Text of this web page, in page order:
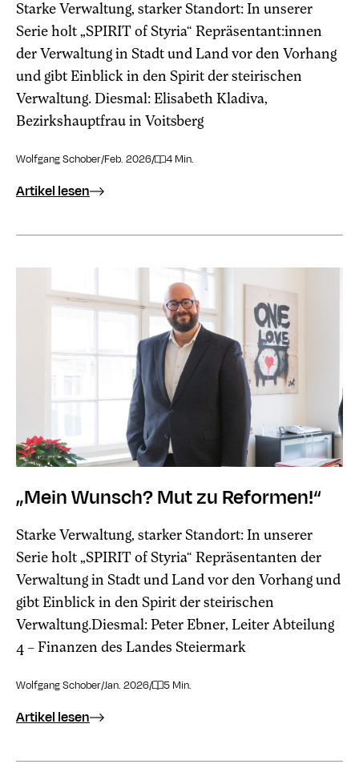
Starke Verwaltung, starker Standort: In unserer
Serie holt „SPIRIT of Styria“ Repräsentant:innen
der Verwaltung in Stadt und Land vor den Vorhang
und gibt Einblick in den Spirit der steirischen
Verwaltung. Diesmal: Elisabeth Kladiva,
Bezirkshauptfrau in Voitsberg
Wolfgang Schober/Feb. 2026/ 4 Min.
Artikel lesen
„Mein Wunsch? Mut zu Reformen!“
Starke Verwaltung, starker Standort: In unserer
Serie holt „SPIRIT of Styria“ Repräsentanten der
Verwaltung in Stadt und Land vor den Vorhang und
gibt Einblick in den Spirit der steirischen
Verwaltung.Diesmal: Peter Ebner, Leiter Abteilung
4 – Finanzen des Landes Steiermark
Wolfgang Schober/Jan. 2026/ 5 Min.
Artikel lesen